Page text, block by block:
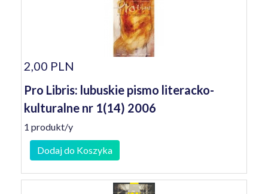
2,00 PLN
Pro Libris: lubuskie pismo literacko-
kulturalne nr 1(14) 2006
1 produkt/y
Dodaj do Koszyka